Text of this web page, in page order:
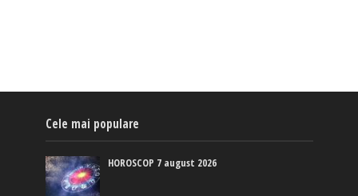
Cele mai populare
HOROSCOP 7 august 2026